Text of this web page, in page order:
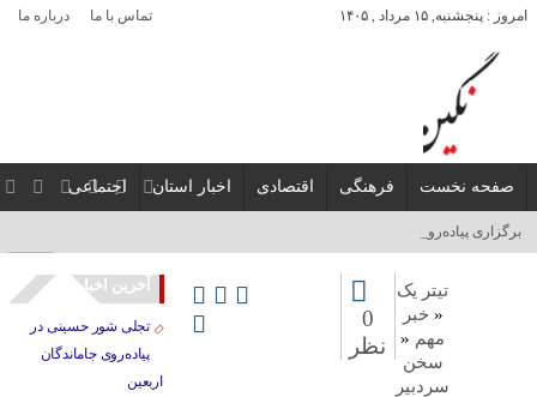
امروز : پنجشنبه, ۱۵ مرداد , ۱۴۰۵ تماس با ما درباره ما
صفحه نخست فرهنگی اقتصادی اخبار استان اجتماعی
برگزاری پیاده‌روی «جام_
تیتر یک
« خبر
مهم «
سخن
سردبیر
0
نظر
آخرین اخبار
تجلی شور حسینی در
پیاده‌روی جاماندگان
اربعین